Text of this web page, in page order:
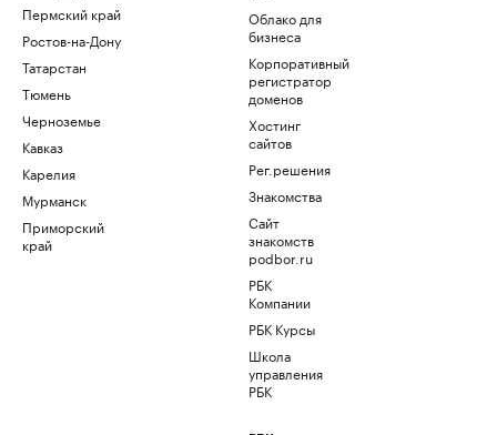
Пермский край
Ростов-на-Дону
Татарстан
Тюмень
Черноземье
Кавказ
Карелия
Мурманск
Приморский
край
Облако для
бизнеса
Корпоративный
регистратор
доменов
Хостинг
сайтов
Рег.решения
Знакомства
Сайт
знакомств
podbor.ru
РБК
Компании
РБК Курсы
Школа
управления
РБК